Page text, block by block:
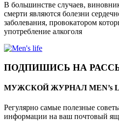
В большинстве случаев,
смерти являются болезни
заболевания, провокатором
употребление алкоголя
ПОДПИШИСЬ НА
МУЖСКОЙ ЖУРНАЛ MEN’s
Регулярно самые полезные
информации на ваш почтовый